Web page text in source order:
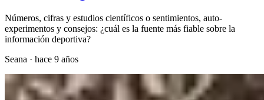
Números, cifras y estudios científicos o sentimientos, auto-
experimentos y consejos: ¿cuál es la fuente más fiable sobre la
información deportiva?
Seana · hace 9 años